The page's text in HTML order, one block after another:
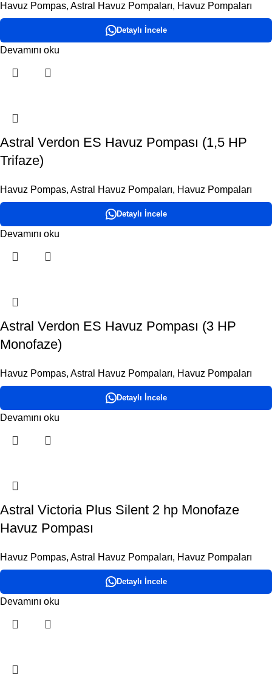
Havuz Pompas, Astral Havuz Pompaları, Havuz Pompaları
Detaylı İncele
Devamını oku
Astral Verdon ES Havuz Pompası (1,5 HP
Trifaze)
Havuz Pompas, Astral Havuz Pompaları, Havuz Pompaları
Detaylı İncele
Devamını oku
Astral Verdon ES Havuz Pompası (3 HP
Monofaze)
Havuz Pompas, Astral Havuz Pompaları, Havuz Pompaları
Detaylı İncele
Devamını oku
Astral Victoria Plus Silent 2 hp Monofaze
Havuz Pompası
Havuz Pompas, Astral Havuz Pompaları, Havuz Pompaları
Detaylı İncele
Devamını oku